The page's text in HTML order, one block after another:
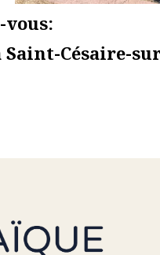
Saint-Césaire-